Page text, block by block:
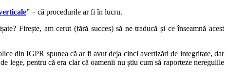
” – că procedurile ar fi în lucru.
Firește, am cerut (fără succes) să ne traducă și ce înseamnă acest
din IGPR spunea că ar fi avut deja cinci avertizări de integritate, dar
lege, pentru că era clar că oamenii nu știu cum să raporteze neregulile